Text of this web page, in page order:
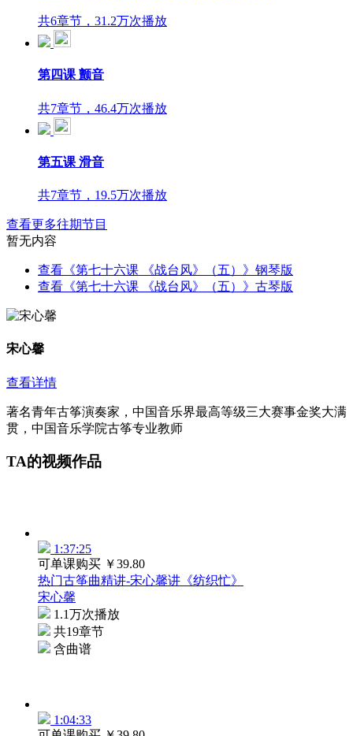
共6章节，31.2万次播放
第四课 颤音
共7章节，46.4万次播放
第五课 滑音
共7章节，19.5万次播放
查看更多往期节目
暂无内容
查看《第七十六课 《战台风》（五）》钢琴版
查看《第七十六课 《战台风》（五）》古琴版
宋心馨
查看详情
著名青年古筝演奏家，中国音乐界最高等级三大赛事金奖大满
贯，中国音乐学院古筝专业教师
TA的视频作品
1:37:25
可单课购买 ￥39.80
热门古筝曲精讲-宋心馨讲《纺织忙》
宋心馨
1.1万次播放
共19章节
含曲谱
1:04:33